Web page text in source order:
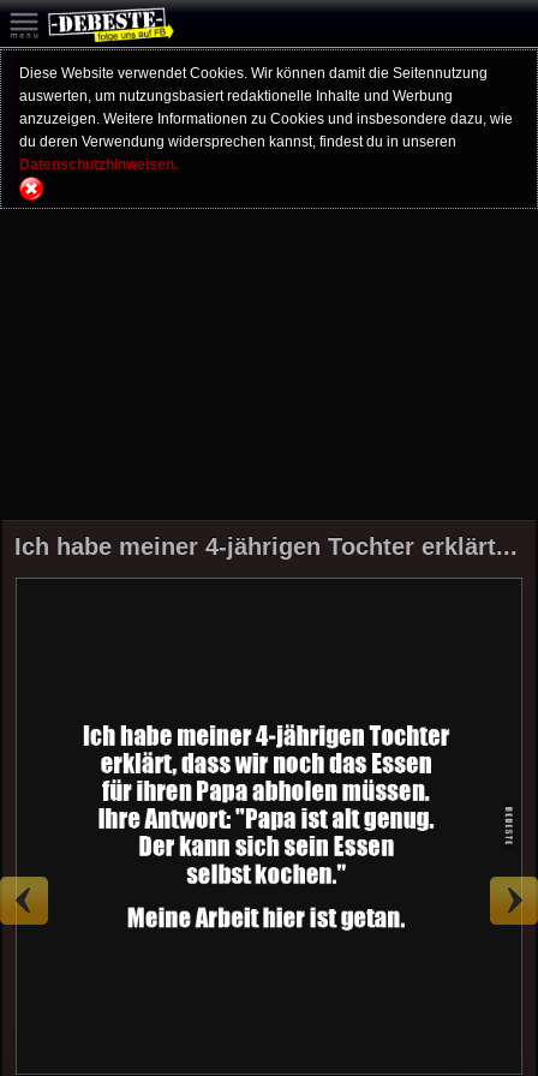
Diese Website verwendet Cookies. Wir können damit die Seitennutzung
auswerten, um nutzungsbasiert redaktionelle Inhalte und Werbung
anzuzeigen. Weitere Informationen zu Cookies und insbesondere dazu, wie
du deren Verwendung widersprechen kannst, findest du in unseren
Datenschutzhinweisen.
Ich habe meiner 4-jährigen Tochter erklärt...